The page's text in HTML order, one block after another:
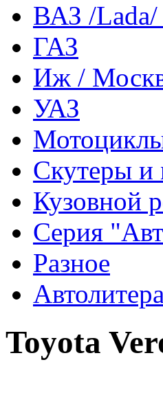
ВАЗ /Lada/
ГАЗ
Иж /
УАЗ
Скутеры и
Кузовной
Серия
Разное
Toyota